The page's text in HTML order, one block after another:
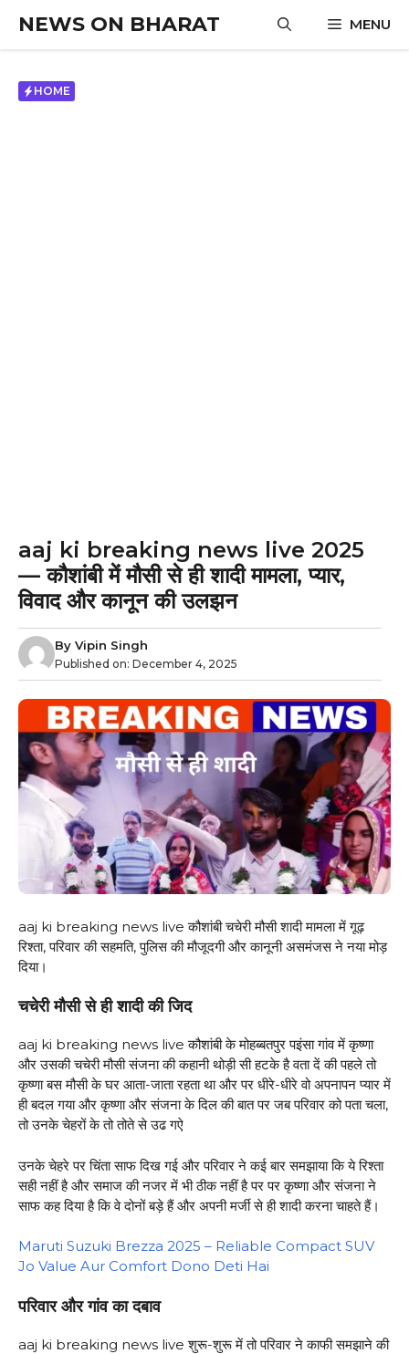
content
NEWS ON BHARAT MENU
HOME
aaj ki breaking news live 2025
— कौशांबी में मौसी से ही शादी मामला, प्यार,
विवाद और कानून की उलझन
By Vipin Singh
Published on: December 4, 2025
aaj ki breaking news live कौशांबी चचेरी मौसी शादी मामला में गूढ़
रिश्ता, परिवार की सहमति, पुलिस की मौजूदगी और कानूनी असमंजस ने नया मोड़
दिया।
चचेरी मौसी से ही शादी की जिद
aaj ki breaking news live कौशांबी के मोहब्बतपुर पइंसा गांव में कृष्णा
और उसकी चचेरी मौसी संजना की कहानी थोड़ी सी हटके है वता दें की पहले तो
कृष्णा बस मौसी के घर आता-जाता रहता था और पर धीरे-धीरे वो अपनापन प्यार में
ही बदल गया और कृष्णा और संजना के दिल की बात पर जब परिवार को पता चला,
तो उनके चेहरों के तो तोते से उढ गऐ
उनके चेहरे पर चिंता साफ दिख गई और परिवार ने कई बार समझाया कि ये रिश्ता
सही नहीं है और समाज की नजर में भी ठीक नहीं है पर पर कृष्णा और संजना ने
साफ कह दिया है कि वे दोनों बड़े हैं और अपनी मर्जी से ही शादी करना चाहते हैं।
Maruti Suzuki Brezza 2025 – Reliable Compact SUV
Jo Value Aur Comfort Dono Deti Hai
परिवार और गांव का दबाव
aaj ki breaking news live शुरू-शुरू में तो परिवार ने काफी समझाने की